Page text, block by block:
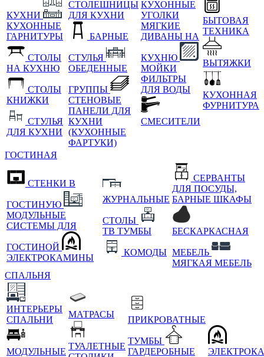
КУХНИ
КУХОННЫЕ
ГАРНИТУРЫ
СТОЛЫ
НА КУХНЮ
СТОЛЫ
КНИЖКИ
СТУЛЬЯ
ДЛЯ КУХНИ
СТОЛЕШНИЦЫ
ДЛЯ КУХНИ
БАРНЫЕ
СТУЛЬЯ
ОБЕДЕННЫЕ
ГРУППЫ
СТЕНОВЫЕ
ПАНЕЛИ ДЛЯ
КУХНИ
(КУХОННЫЕ
ФАРТУКИ)
КУХОННЫЕ
УГОЛКИ
МЯГКИЕ
ДИВАНЫ НА
КУХНЮ
МОЙКИ
ФИЛЬТРЫ
ДЛЯ ВОДЫ
СМЕСИТЕЛИ
БЫТОВАЯ
ТЕХНИКА
ВЫТЯЖКИ
КУХОННАЯ
ФУРНИТУРА
ГОСТИНАЯ
СТЕНКИ В
ГОСТИНУЮ
МОДУЛЬНЫЕ
СИСТЕМЫ ДЛЯ
ГОСТИНОЙ
ЭЛЕКТРОКАМИНЫ
ЖУРНАЛЬНЫЕ
СТОЛЫ
ТВ ТУМБЫ
КОМОДЫ
СЕРВАНТЫ
ДЛЯ ПОСУДЫ,
БАРНЫЕ ШКАФЫ
БЕСКАРКАСНАЯ
МЕБЕЛЬ
МЯГКАЯ МЕБЕЛЬ
СПАЛЬНЯ
ИНТЕРЬЕРЫ
СПАЛЬНИ
МОДУЛЬНЫЕ
МАТРАСЫ
ТУАЛЕТНЫЕ
ПРИКРОВАТНЫЕ
ТУМБЫ
ГАРДЕРОБНЫЕ